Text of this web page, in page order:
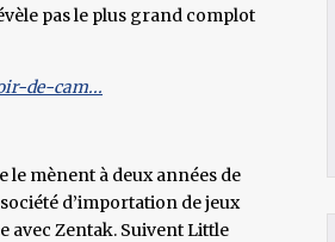
pas le plus grand complot
de-cam...
le mènent à deux années de
d’importation de jeux
avec Zentak. Suivent Little